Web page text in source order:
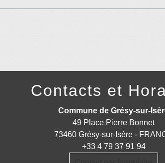
Contacts et
Commune de Grésy-sur-
49 Place Pierre Bonnet
73460 Grésy-sur-Isère -
+33 4 79 37 91 94